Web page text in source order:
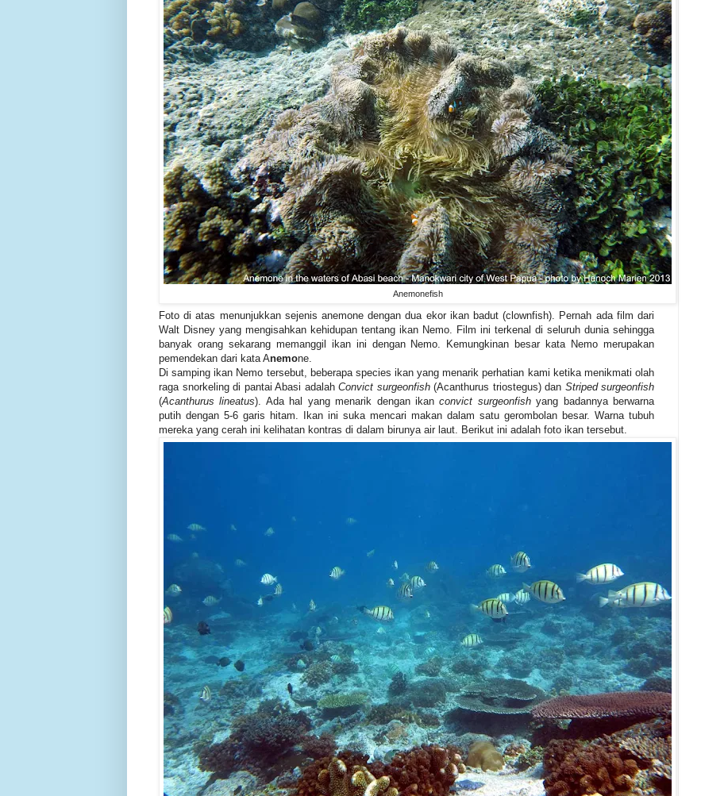
Anemonefish
Foto di atas menunjukkan sejenis anemone dengan dua ekor ikan badut (clownfish). Pernah ada film dari
Walt Disney yang mengisahkan kehidupan tentang ikan Nemo. Film ini terkenal di seluruh dunia sehingga
banyak orang sekarang memanggil ikan ini dengan Nemo. Kemungkinan besar kata Nemo merupakan
pemendekan dari kata Anemone.
Di samping ikan Nemo tersebut, beberapa species ikan yang menarik perhatian kami ketika menikmati olah
raga snorkeling di pantai Abasi adalah Convict surgeonfish(Acanthurus triostegus) dan Striped surgeonfish
(Acanthurus lineatus). Ada hal yang menarik dengan ikanconvict surgeonfishyang badannya berwarna
putih dengan 5-6 garis hitam. Ikan ini suka mencari makan dalam satu gerombolan besar. Warna tubuh
mereka yang cerah ini kelihatan kontras di dalam birunya air laut. Berikut ini adalah foto ikan tersebut.